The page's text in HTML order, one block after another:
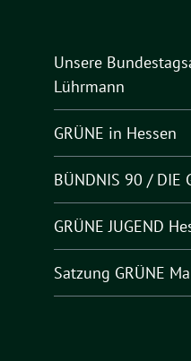
Unsere
Lührmann
GRÜNE in Hessen
BÜNDNIS 90 / DIE
GRÜNE JUGEND
Satzung GRÜNE